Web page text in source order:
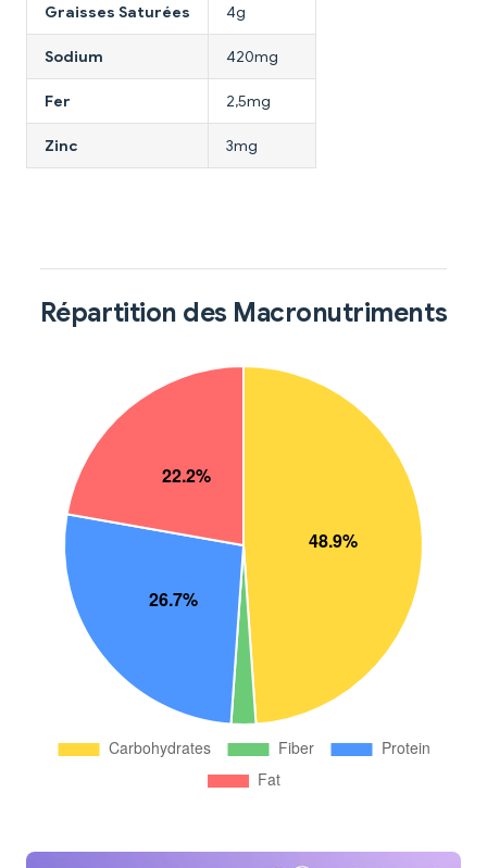
Graisses Saturées 4g
Sodium 420mg
Fer 2,5mg
Zinc 3mg
Répartition des Macronutriments